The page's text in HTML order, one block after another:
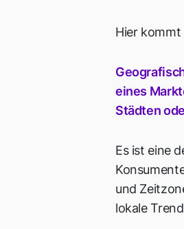
Hier kommt
eines
Städten
Es ist eine
und
lokale